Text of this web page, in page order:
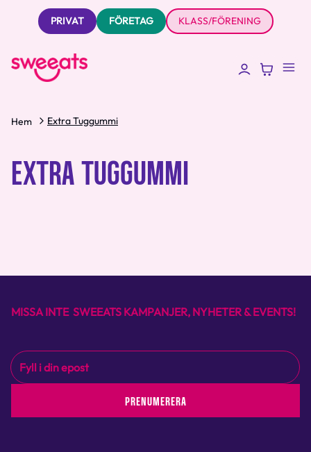
PRIVAT FÖRETAG KLASS/FÖRENING
Hem Extra Tuggummi
EXTRA TUGGUMMI
MISSA INTE SWEEATS KAMPANJER, NYHETER & EVENTS!
PRENUMERERA